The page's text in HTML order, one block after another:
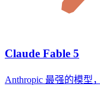
Claude Fable 5
Anthropic 最强的模型